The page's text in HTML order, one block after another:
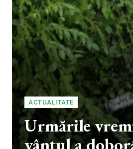
ACTUALITATE
Urmările
vântul a